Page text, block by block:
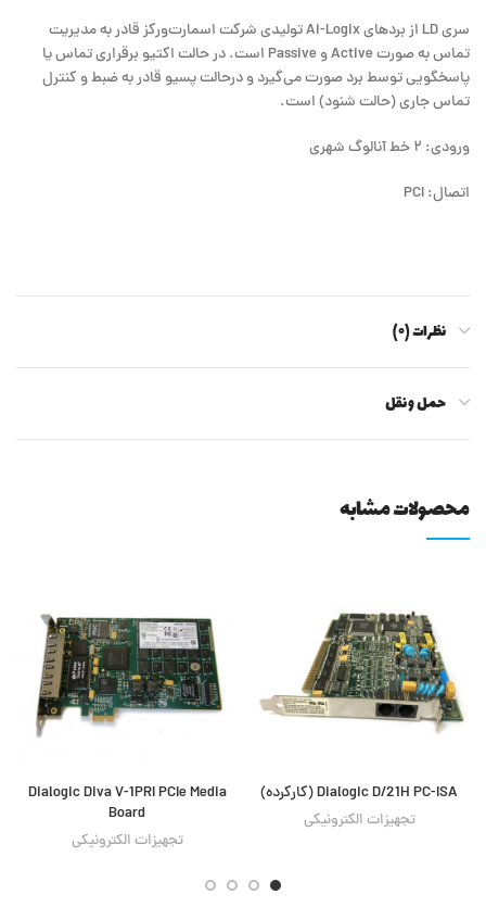
سری LD از بردهای Ai-Logix تولیدی شرکت اسمارت‌ورکز قادر به مدیریت
تماس به صورت Active و Passive است. در حالت اکتیو برقراری تماس یا
پاسخگویی توسط برد صورت می‌گیرد و درحالت پسیو قادر به ضبط و کنترل
تماس جاری (حالت شنود) است.
ورودی: ۲ خط آنالوگ شهری
اتصال: PCI
نظرات (۰)
حمل و نقل
محصولات مشابه
Dialogic D/21H PC-ISA (کارکرده)
تجهیزات الکترونیکی
Dialogic Diva V-1PRI PCIe Media
Board
تجهیزات الکترونیکی